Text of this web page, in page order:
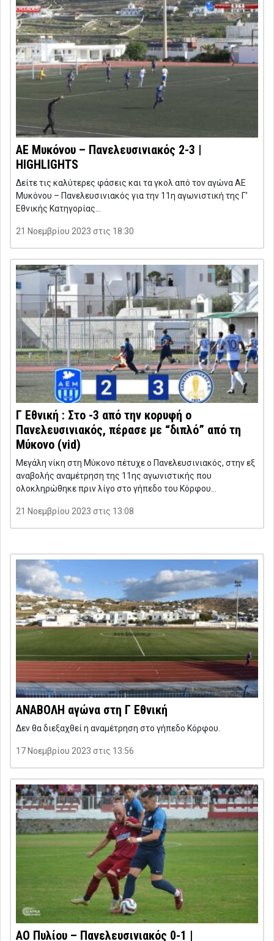
ΑΕ Μυκόνου – Πανελευσινιακός 2-3 |
HIGHLIGHTS
Δείτε τις καλύτερες φάσεις και τα γκολ από τον αγώνα ΑΕ
Μυκόνου – Πανελευσινιακός για την 11η αγωνιστική της Γ’
Εθνικής Κατηγορίας…
21 Νοεμβρίου 2023 στις 18:30
Γ Εθνική : Στο -3 από την κορυφή ο
Πανελευσινιακός, πέρασε με “διπλό” από τη
Μύκονο (vid)
Μεγάλη νίκη στη Μύκονο πέτυχε ο Πανελευσινιακός, στην εξ
αναβολής αναμέτρηση της 11ης αγωνιστικής που
ολοκληρώθηκε πριν λίγο στο γήπεδο του Κόρφου…
21 Νοεμβρίου 2023 στις 13:08
ΑΝΑΒΟΛΗ αγώνα στη Γ Εθνική
Δεν θα διεξαχθεί η αναμέτρηση στο γήπεδο Κόρφου.
17 Νοεμβρίου 2023 στις 13:56
ΑΟ Πυλίου – Πανελευσινιακός 0-1 |